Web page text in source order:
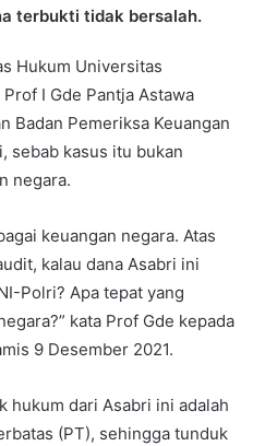
terbukti tidak bersalah.
Hukum Universitas
I Gde Pantja Astawa
Badan Pemeriksa Keuangan
sebab kasus itu bukan
negara.
keuangan negara. Atas
kalau dana Asabri ini
Polri? Apa tepat yang
kata Prof Gde kepada
9 Desember 2021.
hukum dari Asabri ini adalah
(PT), sehingga tunduk